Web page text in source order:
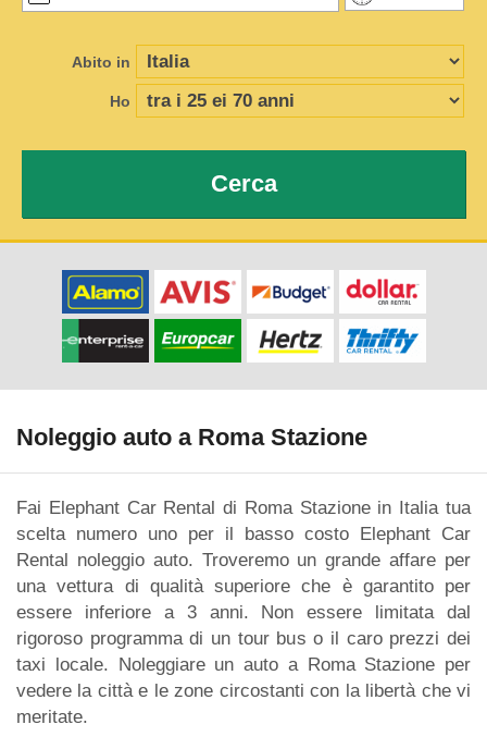
Abito in
Ho
Cerca
Noleggio auto a Roma Stazione
Fai Elephant Car Rental di Roma Stazione in Italia tua
scelta numero uno per il basso costo Elephant Car
Rental noleggio auto. Troveremo un grande affare per
una vettura di qualità superiore che è garantito per
essere inferiore a 3 anni. Non essere limitata dal
rigoroso programma di un tour bus o il caro prezzi dei
taxi locale. Noleggiare un auto a Roma Stazione per
vedere la città e le zone circostanti con la libertà che vi
meritate.